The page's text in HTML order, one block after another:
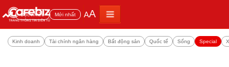
Đọc nhiều Mới nhất AA
Kinh doanh Tài chính ngân hàng Bất động sản Quốc tế Sống Special